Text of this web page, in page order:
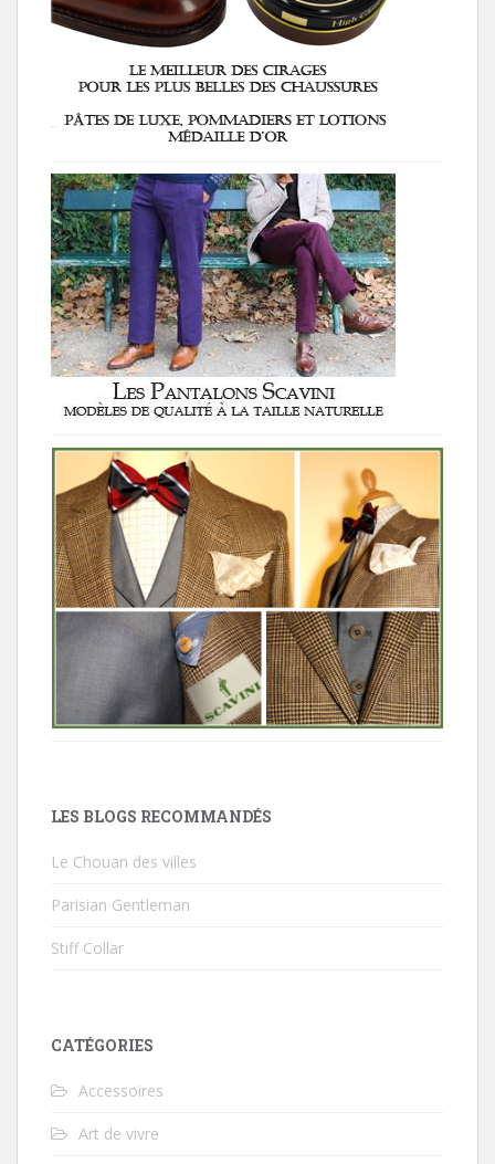
LES BLOGS RECOMMANDÉS
Le Chouan des villes
Parisian Gentleman
Stiff Collar
CATÉGORIES
Accessoires
Art de vivre